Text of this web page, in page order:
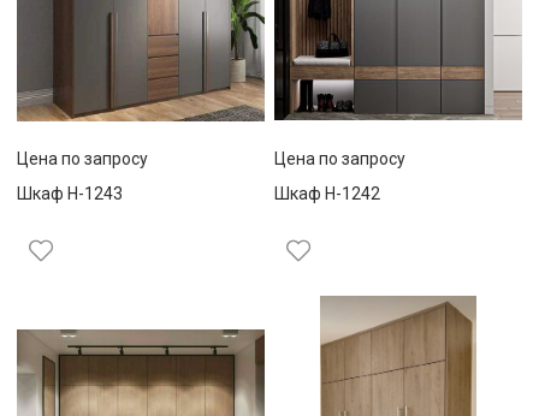
Цена по запросу
Шкаф Н-1243
Цена по запросу
Шкаф Н-1242